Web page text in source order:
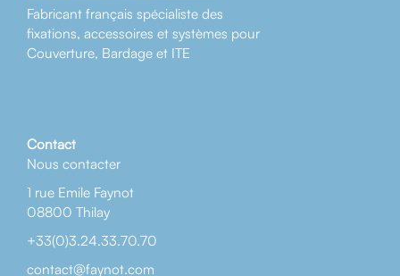
Fabricant français spécialiste des
fixations, accessoires et systèmes pour
Couverture, Bardage et ITE
Contact
Nous contacter
1 rue Emile Faynot
08800 Thilay
+33(0)3.24.33.70.70
contact@faynot.com